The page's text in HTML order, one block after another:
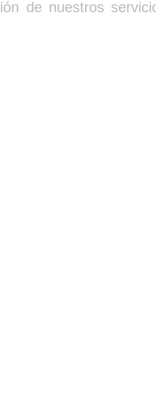
de nuestros